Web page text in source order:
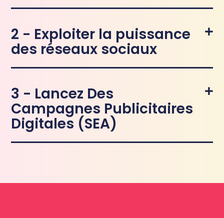
2 - Exploiter la puissance
des réseaux sociaux
3 - Lancez Des
Campagnes Publicitaires
Digitales (SEA)​